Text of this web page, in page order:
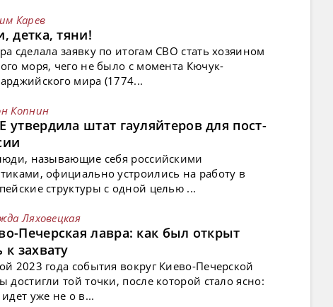
Карев
детка, тяни!
сделала заявку по итогам СВО стать хозяином
моря, чего не было с момента Кючук-
мира (1774...
Копнин
утвердила штат гауляйтеров для пост-
называющие себя российскими
официально устроились на работу в
структуры с одной целью ...
Ляховецкая
Печерская лавра: как был открыт
к захвату
2023 года события вокруг Киево-Печерской
достигли той точки, после которой стало ясно:
уже не о в...